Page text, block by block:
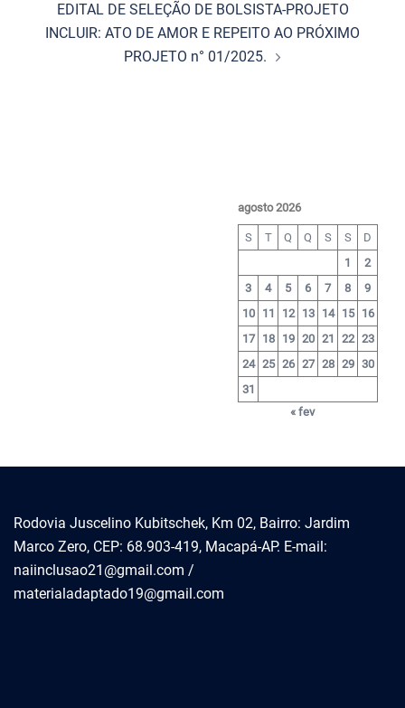
EDITAL DE SELEÇÃO DE BOLSISTA-PROJETO
INCLUIR: ATO DE AMOR E REPEITO AO PRÓXIMO
PROJETO n° 01/2025.
agosto 2026
S T Q Q S S
D
1
2
3
4 5 6 7 8
9
10
11 12 13 14 15
16
17
18 19 20 21 22 23
24 25 26 27 28 29 30
31
« fev
Rodovia Juscelino Kubitschek, Km 02, Bairro: Jardim
Marco Zero, CEP: 68.903-419, Macapá-AP. E-mail:
naiinclusao21@gmail.com /
materialadaptado19@gmail.com